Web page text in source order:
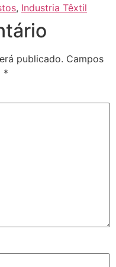
, Industria Têxtil
publicado. Campos
*